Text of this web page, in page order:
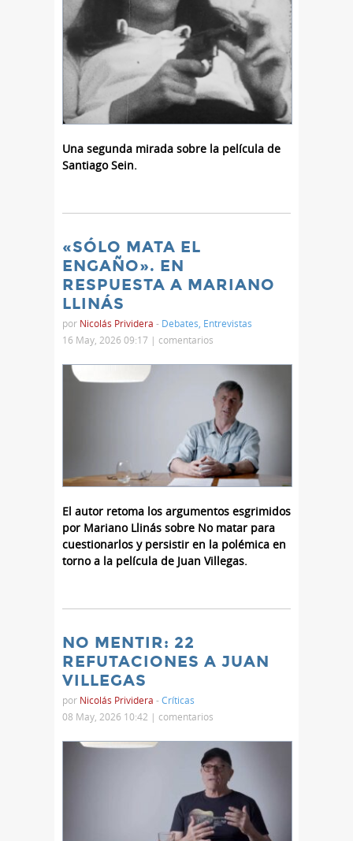
Una segunda mirada sobre la película de
Santiago Sein.
«SÓLO MATA EL
ENGAÑO». EN
RESPUESTA A MARIANO
LLINÁS
por Nicolás Prividera - Debates Entrevistas
16 May, 2026 09:17 | comentarios
El autor retoma los argumentos esgrimidos
por Mariano Llinás sobre No matar para
cuestionarlos y persistir en la polémica en
torno a la película de Juan Villegas.
NO MENTIR: 22
REFUTACIONES A JUAN
VILLEGAS
por Nicolás Prividera -Críticas
08 May, 2026 10:42 | comentarios